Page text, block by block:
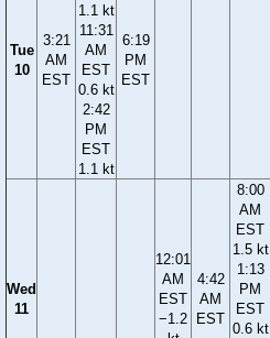
Tue
10
3:21
AM
EST
1.1 kt
11:31
AM
EST
0.6 kt
2:42
PM
EST
1.1 kt
6:19
PM
EST
Wed
11
12:01
AM
EST
−1.2
4:42
AM
EST
8:00
AM
EST
1.5 kt
1:13
PM
EST
0.6 kt